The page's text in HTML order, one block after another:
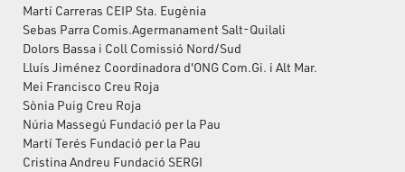
Martí Carreras CEIP Sta. Eugènia
Sebas Parra Comis.Agermanament Salt-Quilali
Dolors Bassa i Coll Comissió Nord/Sud
Lluís Jiménez Coordinadora d'ONG Com.Gi. i Alt Mar.
Mei Francisco Creu Roja
Sònia Puig Creu Roja
Núria Massegú Fundació per la Pau
Martí Terés Fundació per la Pau
Cristina Andreu Fundació SERGI